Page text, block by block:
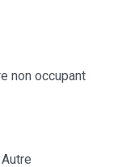
non occupant
Autre